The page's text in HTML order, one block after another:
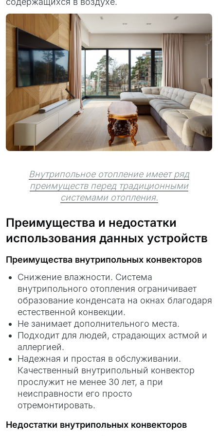
Внутрипольное отопление имеет ряд
преимуществ перед традиционными
системами отопления.
Преимущества и недостатки
использования данных устройств
Преимущества внутрипольных конвекторов
Снижение влажности. Система
внутрипольного отопления ограничивает
образование конденсата на окнах благодаря
естественной конвекции.
Не занимает дополнительного места.
Подходит для людей, страдающих астмой и
аллергией.
Надежная и простая в обслуживании.
Качественный внутрипольный конвектор
прослужит не менее 30 лет, а при
неисправности его просто
отремонтировать.
Недостатки внутрипольных конвекторов